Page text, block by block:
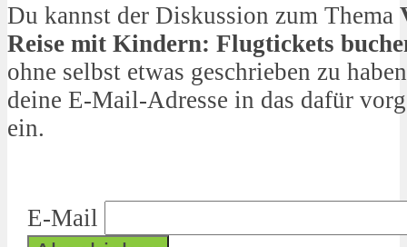
Du kannst der Diskussion zum Thema
Reise mit Kindern: Flugtickets
ohne selbst etwas geschrieben zu
deine E-Mail-Adresse in das dafür
ein.
E-Mail